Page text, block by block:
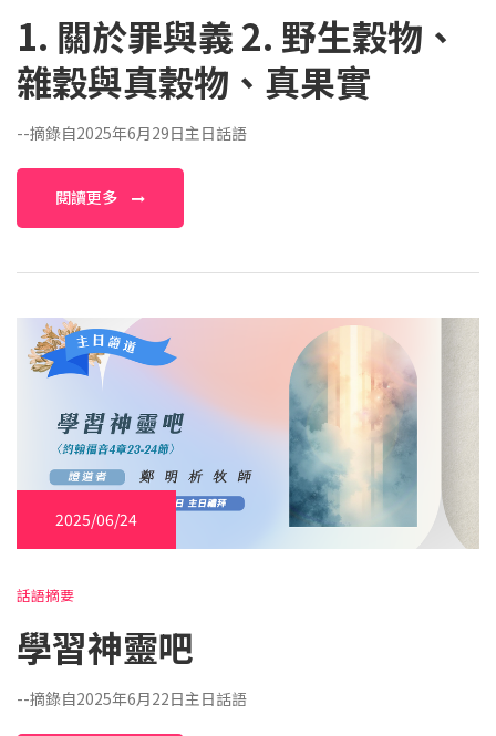
1. 關於罪與義 2. 野生穀物、
雜穀與真穀物、真果實
--摘錄自2025年6月29日主日話語
閱讀更多
2025/06/24
話語摘要
學習神靈吧
--摘錄自2025年6月22日主日話語